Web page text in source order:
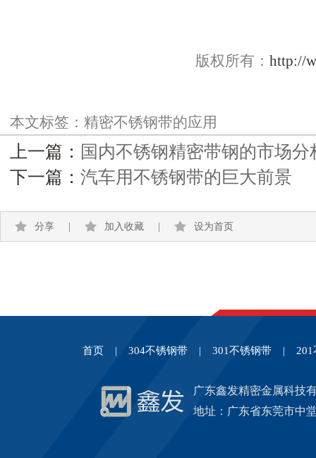
版权所有： http://
本文标签： 精密不锈钢带的应用
上一篇： 国内不锈钢精密带钢的市场分
下一篇： 汽车用不锈钢带的巨大前景
分享 加入收藏 设为首页
首页 | 304不锈钢带 | 301不锈钢带 |
广东鑫发精密金属科技
地址：广东省东莞市中